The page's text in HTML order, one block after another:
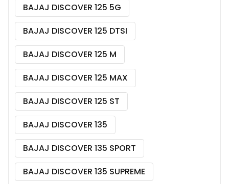
BAJAJ DISCOVER 125 5G
BAJAJ DISCOVER 125 DTSI
BAJAJ DISCOVER 125 M
BAJAJ DISCOVER 125 MAX
BAJAJ DISCOVER 125 ST
BAJAJ DISCOVER 135
BAJAJ DISCOVER 135 SPORT
BAJAJ DISCOVER 135 SUPREME